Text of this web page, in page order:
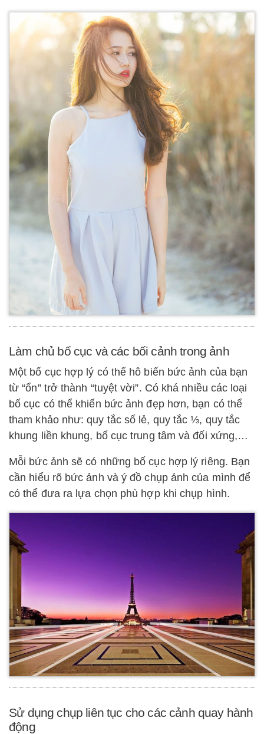
Làm chủ bố cục và các bối cảnh trong ảnh
Một bố cục hợp lý có thể hô biến bức ảnh của bạn
từ “ổn” trở thành “tuyệt vời”. Có khá nhiều các loại
bố cục có thể khiến bức ảnh đẹp hơn, bạn có thể
tham khảo như: quy tắc số lẻ, quy tắc ⅓, quy tắc
khung liền khung, bố cục trung tâm và đối xứng,…
Mỗi bức ảnh sẽ có những bố cục hợp lý riêng. Bạn
cần hiểu rõ bức ảnh và ý đồ chụp ảnh của mình để
có thể đưa ra lựa chọn phù hợp khi chụp hình.
Sử dụng chụp liên tục cho các cảnh quay hành
động